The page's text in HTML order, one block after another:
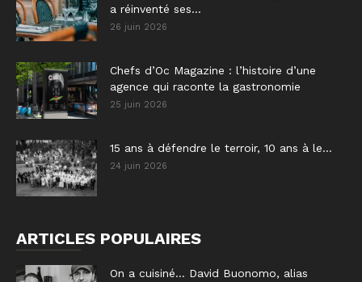
a réinventé ses...
26 juin 2026
Chefs d’Oc Magazine : l’histoire d’une
agence qui raconte la gastronomie
25 juin 2026
15 ans à défendre le terroir, 10 ans à le...
24 juin 2026
ARTICLES POPULAIRES
On a cuisiné… David Buonomo, alias